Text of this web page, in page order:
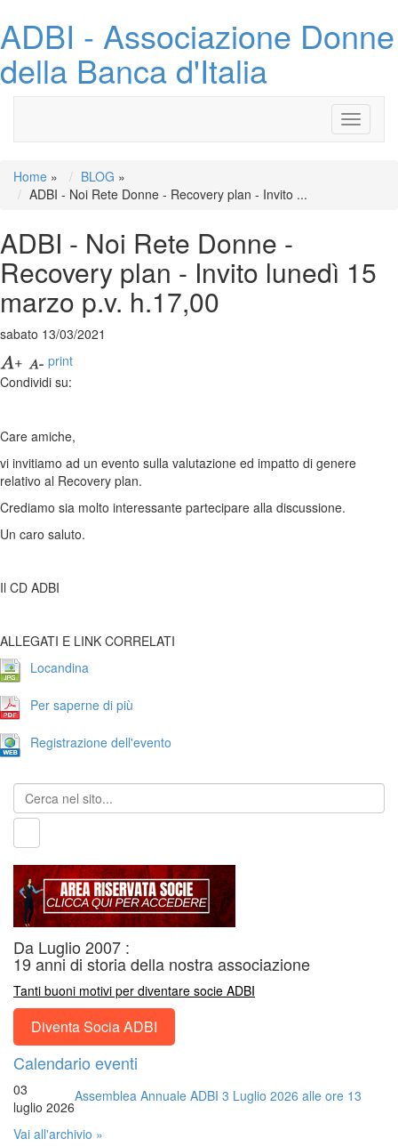
ADBI - Associazione Donne
della Banca d'Italia
Toggle
Home » BLOG »
ADBI - Noi Rete Donne - Recovery plan - Invito ...
ADBI - Noi Rete Donne -
Recovery plan - Invito lunedì 15
marzo p.v. h.17,00
sabato 13/03/2021
print
Condividi su:
Care amiche,
vi invitiamo ad un evento sulla valutazione ed impatto di genere
relativo al Recovery plan.
Crediamo sia molto interessante partecipare alla discussione.
Un caro saluto.
Il CD ADBI
ALLEGATI E LINK CORRELATI
Locandina
Per saperne di più
Registrazione dell'evento
Da Luglio 2007 :
19 anni di storia della nostra associazione
Tanti buoni motivi per diventare socie ADBI
Diventa Socia ADBI
Calendario eventi
03
luglio 2026
Assemblea Annuale ADBI 3 Luglio 2026 alle ore 13
Vai all'archivio »